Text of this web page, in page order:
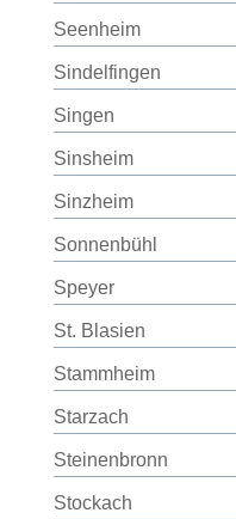
Seenheim
Sindelfingen
Singen
Sinsheim
Sinzheim
Sonnenbühl
Speyer
St. Blasien
Stammheim
Starzach
Steinenbronn
Stockach